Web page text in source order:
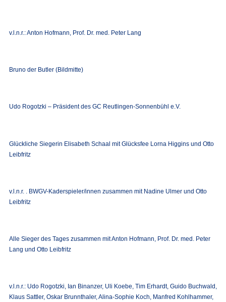
v.l.n.r.: Anton Hofmann, Prof. Dr. med. Peter Lang
Bruno der Butler (Bildmitte)
Udo Rogotzki – Präsident des GC Reutlingen-Sonnenbühl e.V.
Glückliche Siegerin Elisabeth Schaal mit Glücksfee Lorna Higgins und Otto
Leibfritz
v.l.n.r. . BWGV-Kaderspieler/innen zusammen mit Nadine Ulmer und Otto
Leibfritz
Alle Sieger des Tages zusammen mit Anton Hofmann, Prof. Dr. med. Peter
Lang und Otto Leibfritz
v.l.n.r.: Udo Rogotzki, Ian Binanzer, Uli Koebe, Tim Erhardt, Guido Buchwald,
Klaus Sattler, Oskar Brunnthaler, Alina-Sophie Koch, Manfred Kohlhammer,